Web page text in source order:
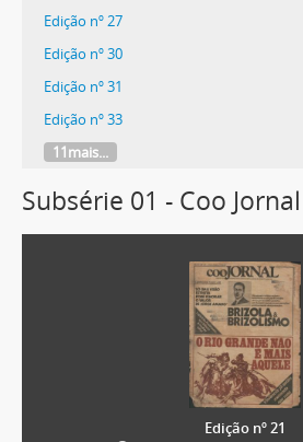
Edição nº 27
Edição nº 30
Edição nº 31
Edição nº 33
11mais...
Subsérie 01 - Coo Jornal
Edição nº 21